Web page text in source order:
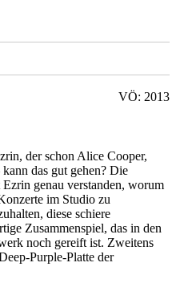
VÖ: 2013
der schon Alice Cooper,
das gut gehen? Die
genau verstanden, worum
im Studio zu
diese schiere
Zusammenspiel, das in den
noch gereift ist. Zweitens
Purple-Platte der